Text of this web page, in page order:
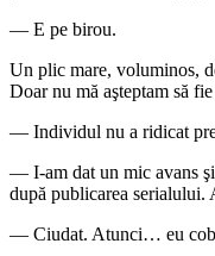
— E pe birou.
Un plic mare, voluminos,
Doar nu mă aşteptam să
— Individul nu a ridicat
— I-am dat un mic avans
după publicarea serialului.
— Ciudat. Atunci… eu